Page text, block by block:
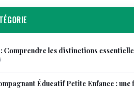
: Comprendre les distinctions
Éducatif Petite Enfance :